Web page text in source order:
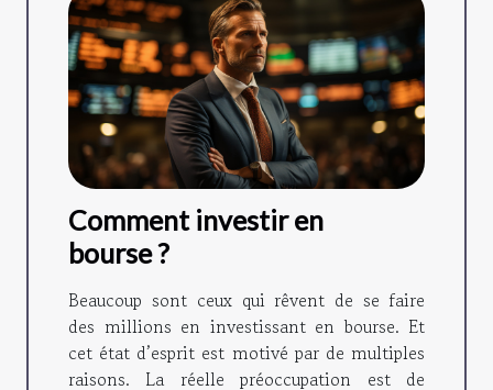
Comment investir en
bourse ?
Beaucoup sont ceux qui rêvent de se faire
des millions en investissant en bourse. Et
cet état d’esprit est motivé par de multiples
raisons. La réelle préoccupation est de